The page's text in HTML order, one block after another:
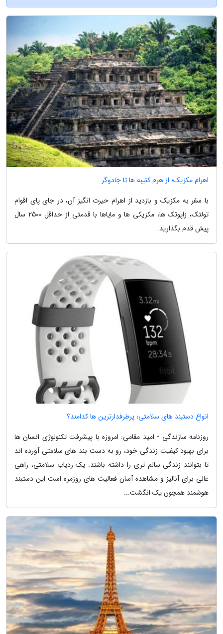
اهرام مکزیک؛ از هرم کتیبه ها تا جادوگر
با سفر به مکزیک و بازدید از اهرام حیرت انگیز آن، در جای پای اقوام
تولتک، زاپوتک ها، مکزیکی ها و مایاها با قدمتی از حداقل 2500 سال
پیش قدم بگذارید.
انواع دستبند های سلامتی؛ پرطرفدارترین ها کدامند؟
روزنامه سازندگی - امید مقامی: امروزه با پیشرفت تکنولوژی انسان ها
برای بهبود کیفیت زندگی خود، رو به دست بند های سلامتی آورده اند
تا بتوانند زندگی سالم تری را داشته باشند. یک ردیاب سلامتی، راهی
عالی برای آنالیز و مشاهده آسان فعالیت های روزمره است این دستبند
هوشمند همچون یک انگشت...